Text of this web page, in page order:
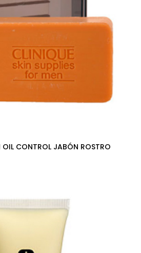
OIL CONTROL JABÓN ROSTRO